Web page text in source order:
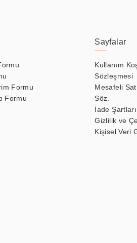
Formu
Formu
Sayfalar
Kullanım
Sözleşmesi
Mesafeli
Söz.
İade Şartları
Gizlilik ve
Kişisel Veri